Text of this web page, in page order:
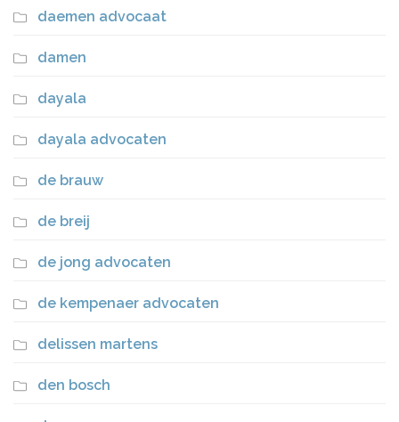
daemen advocaat
damen
dayala
dayala advocaten
de brauw
de breij
de jong advocaten
de kempenaer advocaten
delissen martens
den bosch